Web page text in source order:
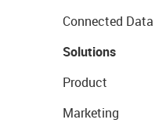
Connected Data
Solutions
Product
Marketing